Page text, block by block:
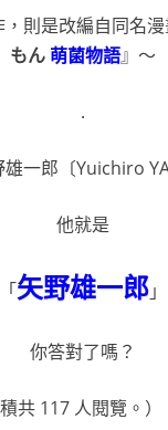
則是改編自同名
もん 萌菌物語』～
.
他就是
「矢野雄一郎」
你答對了嗎？
共 117 人閱覽。）